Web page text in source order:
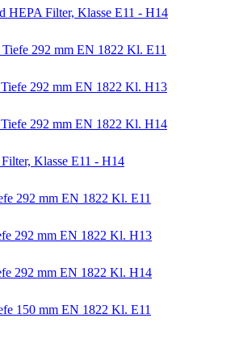
HEPA Filter, Klasse E11 - H14
292 mm EN 1822 Kl. E11
292 mm EN 1822 Kl. H13
292 mm EN 1822 Kl. H14
Klasse E11 - H14
292 mm EN 1822 Kl. E11
292 mm EN 1822 Kl. H13
292 mm EN 1822 Kl. H14
150 mm EN 1822 Kl. E11